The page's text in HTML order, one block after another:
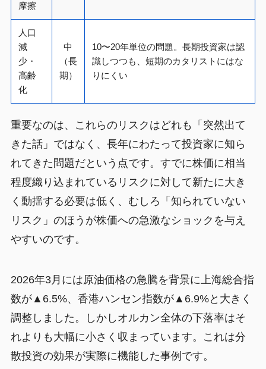
摩擦
人口
減
少・
高齢
化
中
（長
期）
10〜20年単位の問題。長期投資家は認
識しつつも、短期のカタリストにはな
りにくい
重要なのは、これらのリスクはどれも「突然出て
きた話」ではなく、長年にわたって投資家に知ら
れてきた問題だという点です。すでに株価に相当
程度織り込まれているリスクに対して新たに大き
く動揺する必要は低く、むしろ「知られていない
リスク」のほうが株価への急激なショックを与え
やすいのです。
2026年3月には原油価格の急騰を背景に上海総合指
数が▲6.5%、香港ハンセン指数が▲6.9%と大きく
調整しました。しかしオルカン全体の下落率はそ
れよりも大幅に小さく収まっています。これは分
散投資の効果が実際に機能した事例です。